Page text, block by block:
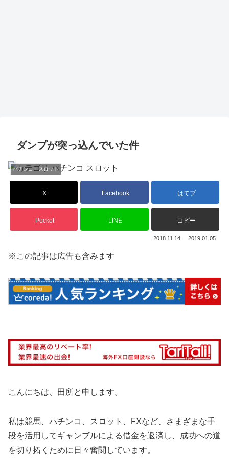
ダンプが突っ込んでいた件
パチンコ・スロット
X Facebook はてブ
Pocket LINE コピー
2018.11.14 2019.01.05
※この記事は広告も含みます
こんにちは、田所と申します。
私は競馬、パチンコ、スロット、FXなど、さまざまな手
段を活用してギャンブルによる借金を返済し、成功への道
を切り拓くために日々奮闘しています。